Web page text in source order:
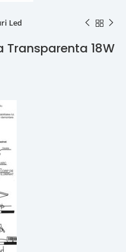
Led
Transparenta 18W